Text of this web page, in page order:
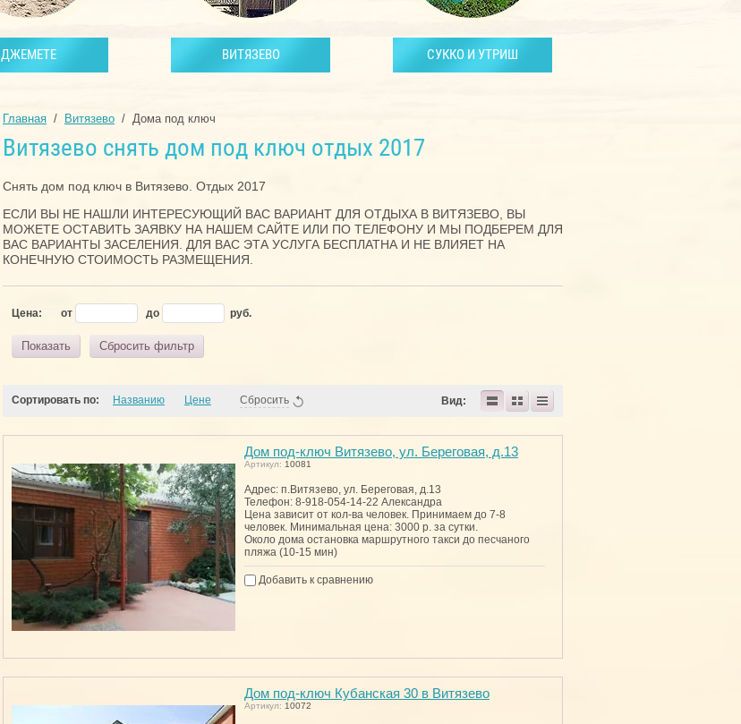
ДЖЕМЕТЕ ВИТЯЗЕВО СУККО И УТРИШ
Главная
  /
Витязево
  /  Дома под ключ
Витязево снять дом под ключ отдых 2017
Снять дом под ключ в Витязево. Отдых 2017
ЕСЛИ ВЫ НЕ НАШЛИ ИНТЕРЕСУЮЩИЙ ВАС ВАРИАНТ ДЛЯ ОТДЫХА В ВИТЯЗЕВО, ВЫ
МОЖЕТЕ ОСТАВИТЬ ЗАЯВКУ НА НАШЕМ САЙТЕ ИЛИ ПО ТЕЛЕФОНУ И МЫ ПОДБЕРЕМ ДЛЯ
ВАС ВАРИАНТЫ ЗАСЕЛЕНИЯ. ДЛЯ ВАС ЭТА УСЛУГА БЕСПЛАТНА И НЕ ВЛИЯЕТ НА
КОНЕЧНУЮ СТОИМОСТЬ РАЗМЕЩЕНИЯ.
Цена: от до руб.
Показать Сбросить фильтр
Сортировать по: Названию Цене Сбросить Вид:
Дом под-ключ Витязево, ул. Береговая, д.13
Артикул: 10081
Адрес: п.Витязево, ул. Береговая, д.13
Телефон: 8-918-054-14-22 Александра
Цена зависит от кол-ва человек. Принимаем до 7-8
человек. Минимальная цена: 3000 р. за сутки.
Около дома остановка маршрутного такси до песчаного
пляжа (10-15 мин)
Добавить к сравнению
Дом под-ключ Кубанская 30 в Витязево
Артикул: 10072